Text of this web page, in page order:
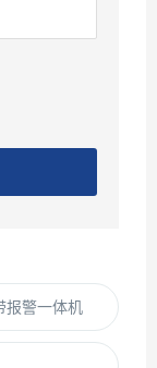
报警一体机